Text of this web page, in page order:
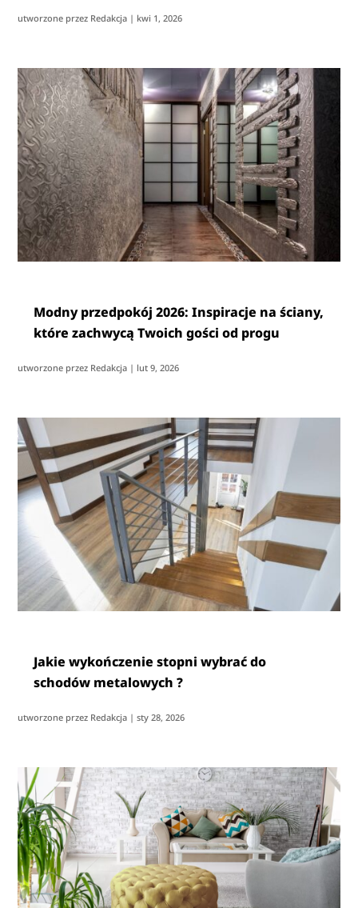
utworzone przez Redakcja | kwi 1, 2026
Modny przedpokój 2026: Inspiracje na ściany,
które zachwycą Twoich gości od progu
utworzone przez Redakcja | lut 9, 2026
Jakie wykończenie stopni wybrać do
schodów metalowych ?
utworzone przez Redakcja |sty 28, 2026